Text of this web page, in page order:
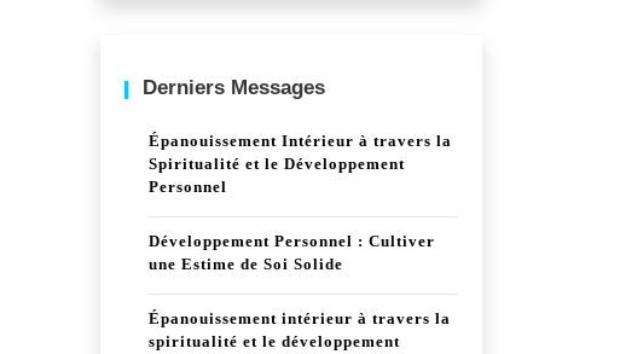
Derniers Messages
Épanouissement Intérieur à travers la
Spiritualité et le Développement
Personnel
Développement Personnel : Cultiver
une Estime de Soi Solide
Épanouissement intérieur à travers la
spiritualité et le développement